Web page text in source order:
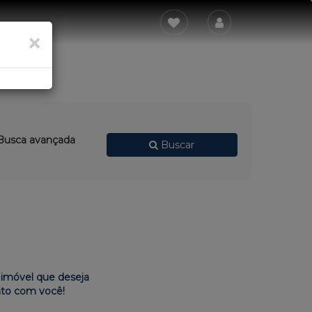
avançada Buscar
que deseja
com você!
×